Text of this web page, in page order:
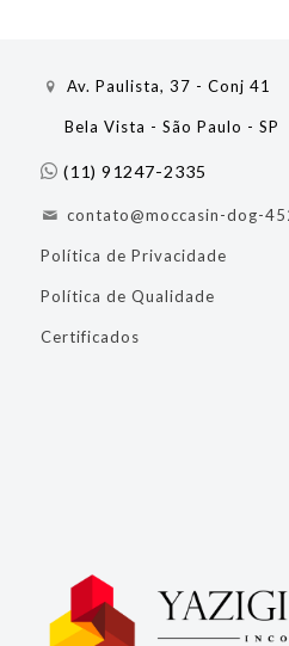
Av. Paulista, 37 - Conj 41
Bela Vista - São Paulo - SP
(11) 91247-2335
contato@moccasin-dog-
Política de Privacidade
Política de Qualidade
Certificados